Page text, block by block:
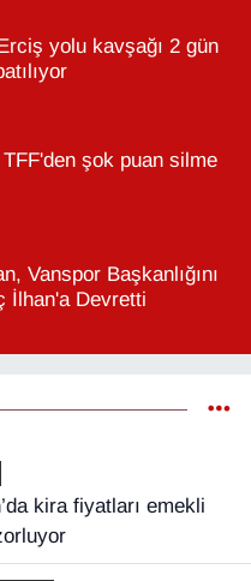
yolu kavşağı 2 gün
şok puan silme
Vanspor Başkanlığını
İlhan'a Devretti